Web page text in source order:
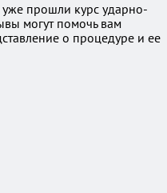
уже прошли курс ударно-
могут помочь вам
о процедуре и ее